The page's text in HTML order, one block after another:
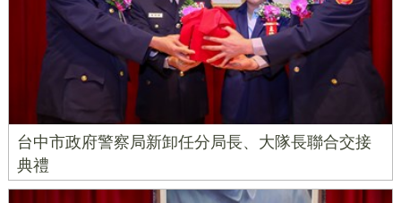
台中市政府警察局新卸任分局長、大隊長聯合交接
典禮